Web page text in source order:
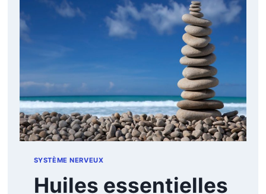
SYSTÈME NERVEUX
Huiles essentielles